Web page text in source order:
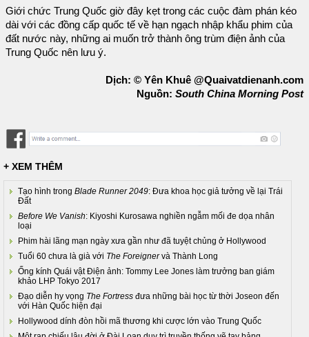
Giới chức Trung Quốc giờ đây kẹt trong các cuộc đàm phán kéo
dài với các đồng cấp quốc tế về hạn ngạch nhập khẩu phim của
đất nước này, những ai muốn trở thành ông trùm điện ảnh của
Trung Quốc nên lưu ý.
Dịch: © Yên Khuê @Quaivatdienanh.com
Nguồn: South China Morning Post
+ XEM THÊM
Tạo hình trong Blade Runner 2049: Đưa khoa học giả tưởng về lại Trái
Đất
Before We Vanish: Kiyoshi Kurosawa nghiền ngẫm mối đe dọa nhân
loại
Phim hài lãng mạn ngày xưa gần như đã tuyệt chủng ở Hollywood
Tuổi 60 chưa là già với The Foreignervà Thành Long
Ống kính Quái vật Điện ảnh: Tommy Lee Jones làm trưởng ban giám
khảo LHP Tokyo 2017
Đạo diễn hy vọng The Fortress đưa những bài học từ thời Joseon đến
với Hàn Quốc hiện đại
Hollywood dính đòn hồi mã thương khi cược lớn vào Trung Quốc